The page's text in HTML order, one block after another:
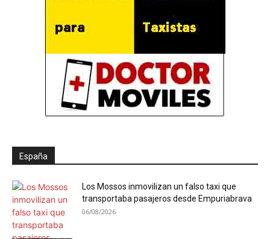
España
Los Mossos inmovilizan un falso taxi que
transportaba pasajeros desde Empuriabrava
06/08/2026